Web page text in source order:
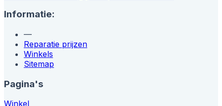
Informatie:
—
Reparatie prijzen
Winkels
Sitemap
Pagina's
Winkel